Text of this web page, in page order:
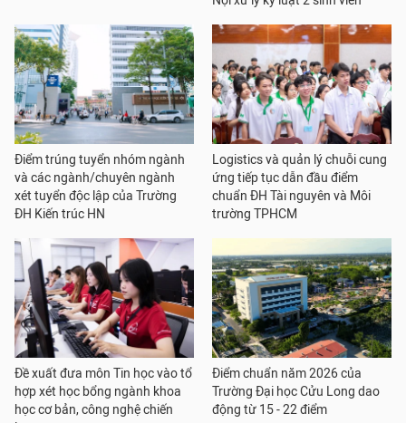
Điểm trúng tuyển nhóm ngành
và các ngành/chuyên ngành
xét tuyển độc lập của Trường
ĐH Kiến trúc HN
Logistics và quản lý chuỗi cung
ứng tiếp tục dẫn đầu điểm
chuẩn ĐH Tài nguyên và Môi
trường TPHCM
Đề xuất đưa môn Tin học vào tổ
hợp xét học bổng ngành khoa
học cơ bản, công nghệ chiến
Điểm chuẩn năm 2026 của
Trường Đại học Cửu Long dao
động từ 15 - 22 điểm